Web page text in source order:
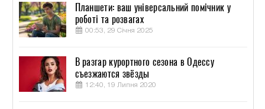
Планшети: ваш універсальний помічник у
роботі та розвагах
00:53, 29 Січня 2025
В разгар курортного сезона в Одессу
съезжаются звёзды
12:40, 19 Липня 2020